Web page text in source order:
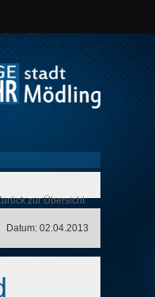
zur Übersicht
Datum: 02.04.2013